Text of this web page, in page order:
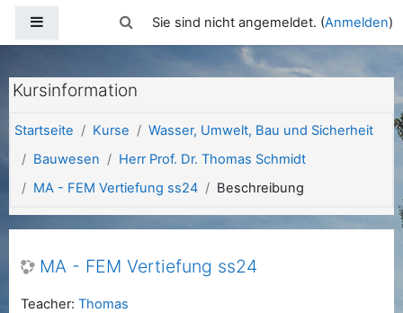
Website-ÜbersichtSucheingabe umschalten
Sie sind nicht angemeldet. (Anmelden)
Kursinformation
Startseite Kurse
Wasser, Umwelt, Bau und Sicherheit
Bauwesen
Herr Prof. Dr. Thomas Schmidt
MA - FEM Vertiefung ss24
Beschreibung
MA - FEM Vertiefung ss24
Teacher: Thomas